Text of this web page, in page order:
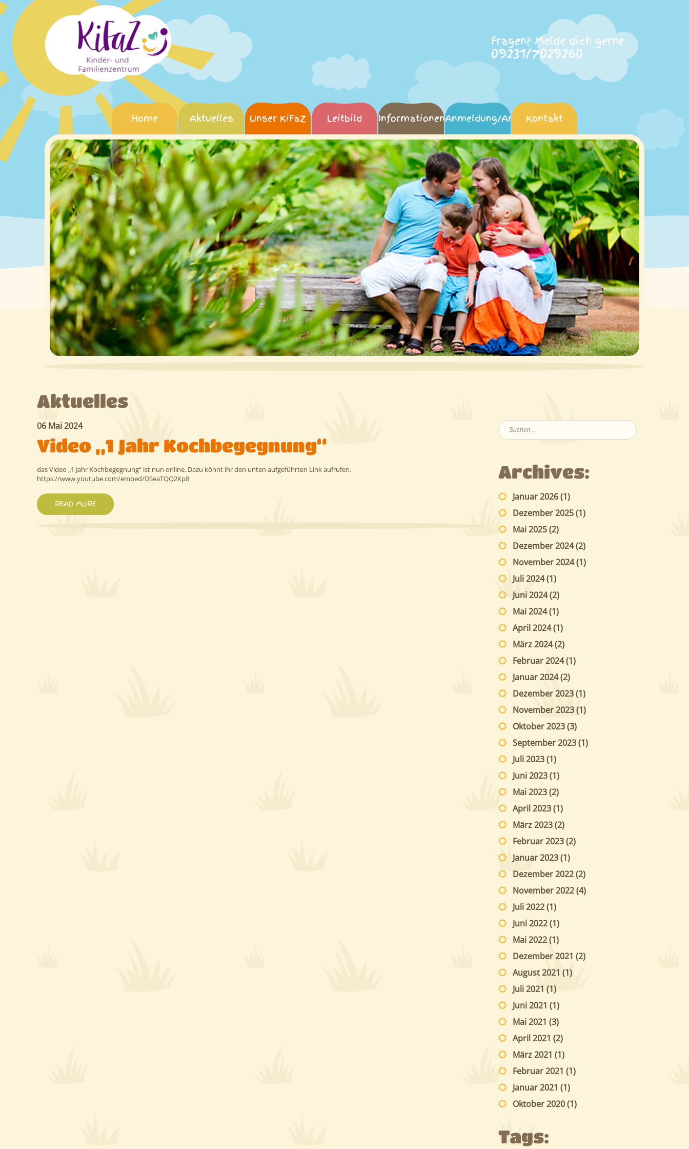
Fragen? Melde dich gerne
09231/7029260
Home Aktuelles Unser KiFaZ Leitbild InformationenAnmeldung/AnträgeKontakt
Aktuelles
06 Mai 2024
Video „1 Jahr Kochbegegnung“
das Video „1 Jahr Kochbegegnung“ ist nun online. Dazu könnt ihr den unten aufgeführten Link aufrufen.
https://www.youtube.com/embed/DSeaTQQ2Xp8
READ MORE
Suchen
nach:
Archives:
Januar 2026(1)
Dezember 2025(1)
Mai 2025(2)
Dezember 2024(2)
November 2024(1)
Juli 2024(1)
Juni 2024(2)
Mai 2024(1)
April 2024(1)
März 2024(2)
Februar 2024(1)
Januar 2024(2)
Dezember 2023(1)
November 2023(1)
Oktober 2023(3)
September 2023(1)
Juli 2023(1)
Juni 2023(1)
Mai 2023(2)
April 2023(1)
März 2023(2)
Februar 2023(2)
Januar 2023(1)
Dezember 2022(2)
November 2022(4)
Juli 2022(1)
Juni 2022(1)
Mai 2022(1)
Dezember 2021 (2)
August 2021 (1)
Juli 2021 (1)
Juni 2021 (1)
Mai 2021 (3)
April 2021 (2)
März 2021 (1)
Februar 2021 (1)
Januar 2021 (1)
Oktober 2020(1)
Tags: